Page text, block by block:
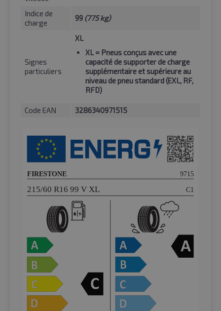
Indice de
charge
99 (775 kg)
Signes
particuliers
XL
XL= Pneus conçus avec une
capacité de supporter de charge
supplémentaire et supérieure au
niveau de pneu standard (EXL, RF,
RFD)
Code EAN 3286340971515